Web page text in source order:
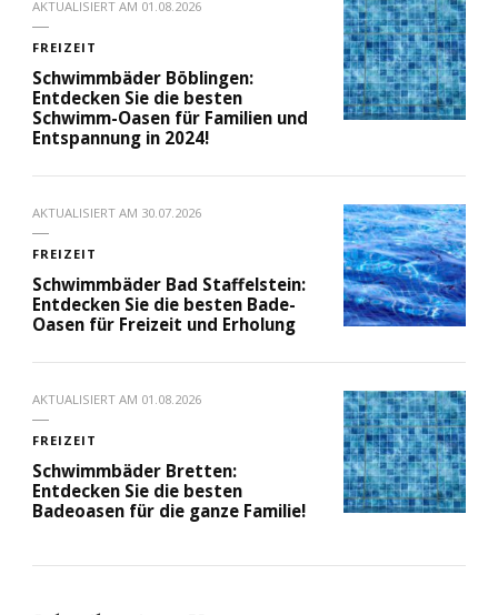
AKTUALISIERT AM 01.08.2026
FREIZEIT
Schwimmbäder Böblingen:
Entdecken Sie die besten
Schwimm-Oasen für Familien und
Entspannung in 2024!
AKTUALISIERT AM 30.07.2026
FREIZEIT
Schwimmbäder Bad Staffelstein:
Entdecken Sie die besten Bade-
Oasen für Freizeit und Erholung
AKTUALISIERT AM 01.08.2026
FREIZEIT
Schwimmbäder Bretten:
Entdecken Sie die besten
Badeoasen für die ganze Familie!